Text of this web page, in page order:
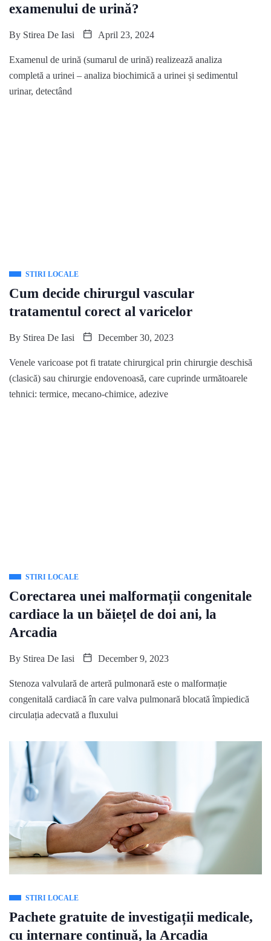
examenului de urină?
By Stirea De Iasi April 23, 2024
Examenul de urină (sumarul de urină) realizează analiza
completă a urinei – analiza biochimică a urinei și sedimentul
urinar, detectând
STIRI LOCALE
Cum decide chirurgul vascular
tratamentul corect al varicelor
By Stirea De Iasi December 30, 2023
Venele varicoase pot fi tratate chirurgical prin chirurgie deschisă
(clasică) sau chirurgie endovenoasă, care cuprinde următoarele
tehnici: termice, mecano-chimice, adezive
STIRI LOCALE
Corectarea unei malformații congenitale
cardiace la un băiețel de doi ani, la
Arcadia
By Stirea De Iasi December 9, 2023
Stenoza valvulară de arteră pulmonară este o malformație
congenitală cardiacă în care valva pulmonară blocată împiedică
circulația adecvată a fluxului
STIRI LOCALE
Pachete gratuite de investigații medicale,
cu internare continuă, la Arcadia